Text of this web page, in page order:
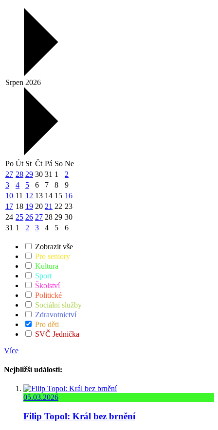
Srpen 2026
Po Út St Čt Pá So Ne
27 28 29 30 31 1
2
3
4 5 6 7 8
9
10 11 12 13 14 15 16
17 18 19 20 21 22 23
24 25 26 27 28 29 30
31 1 2 3 4 5 6
Zobrazit vše
Pro seniory
Kultura
Sport
Školství
Politické
Sociální služby
Zdravotnictví
Pro děti
SVČ Jednička
Více
Nejbližší události:
05.03.2026
Filip Topol: Král bez brnění